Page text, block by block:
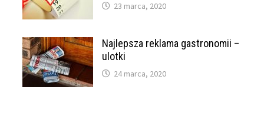
23 marca, 2020
Najlepsza reklama gastronomii –
ulotki
24 marca, 2020